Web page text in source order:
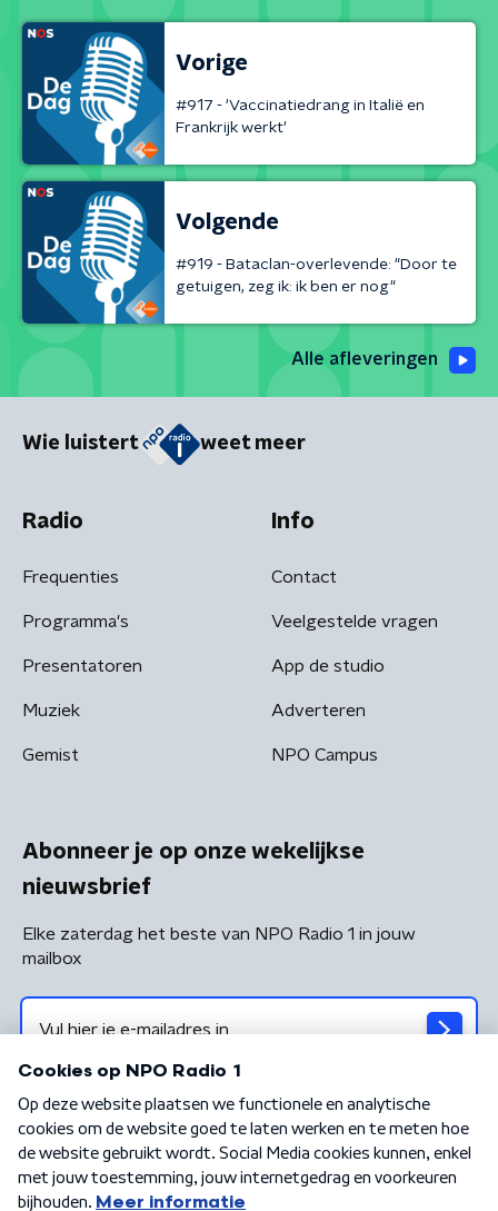
Vorige
#917 - 'Vaccinatiedrang in Italië en
Frankrijk werkt'
Volgende
#919 - Bataclan-overlevende: "Door te
getuigen, zeg ik: ik ben er nog"
Alle afleveringen
Wie luistert weet meer
Radio
Frequenties
Programma's
Presentatoren
Muziek
Gemist
Info
Contact
Veelgestelde vragen
App de studio
Adverteren
NPO Campus
Abonneer je op onze wekelijkse
nieuwsbrief
Elke zaterdag het beste van NPO Radio 1 in jouw
mailbox
Algemene voorwaarden